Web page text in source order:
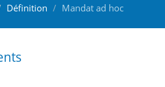
Définition Mandat ad hoc